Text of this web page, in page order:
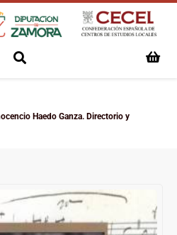
Haedo Ganza. Directorio y